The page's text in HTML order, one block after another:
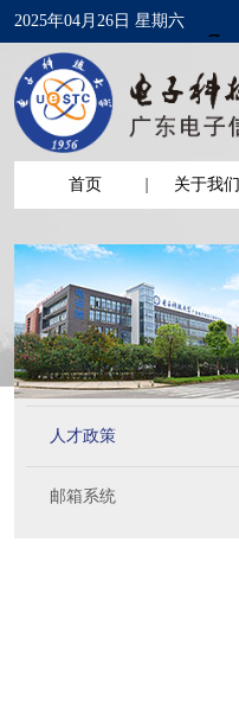
2025年04月26日 星期六
首页 关于我们
人才政策
邮箱系统